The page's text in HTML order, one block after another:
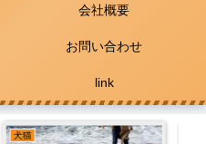
会社概要
お問い合わせ
link
犬猫